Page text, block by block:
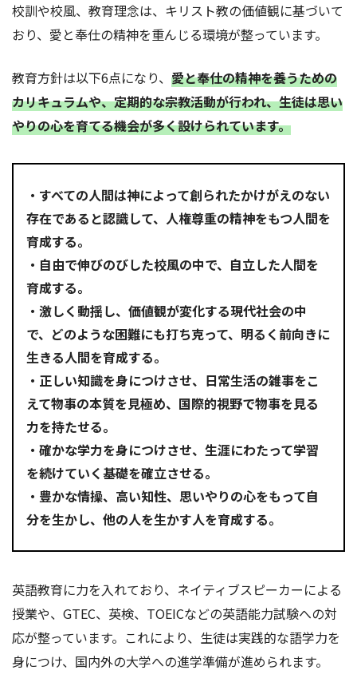
校訓や校風、教育理念は、キリスト教の価値観に基づいて
おり、愛と奉仕の精神を重んじる環境が整っています。
教育方針は以下6点になり、 愛と奉仕の精神を養うための
カリキュラムや、定期的な宗教活動が行われ、生徒は思い
やりの心を育てる機会が多く設けられています。
・すべての人間は神によって創られたかけがえのない
存在であると認識して、人権尊重の精神をもつ人間を
育成する。
・自由で伸びのびした校風の中で、自立した人間を
育成する。
・激しく動揺し、価値観が変化する現代社会の中
で、どのような困難にも打ち克って、明るく前向きに
生きる人間を育成する。
・正しい知識を身につけさせ、日常生活の雑事をこ
えて物事の本質を見極め、国際的視野で物事を見る
力を持たせる。
・確かな学力を身につけさせ、生涯にわたって学習
を続けていく基礎を確立させる。
・豊かな情操、高い知性、思いやりの心をもって自
分を生かし、他の人を生かす人を育成する。
英語教育に力を入れており、ネイティブスピーカーによる
授業や、GTEC、英検、TOEICなどの英語能力試験への対
応が整っています。これにより、生徒は実践的な語学力を
身につけ、国内外の大学への進学準備が進められます。